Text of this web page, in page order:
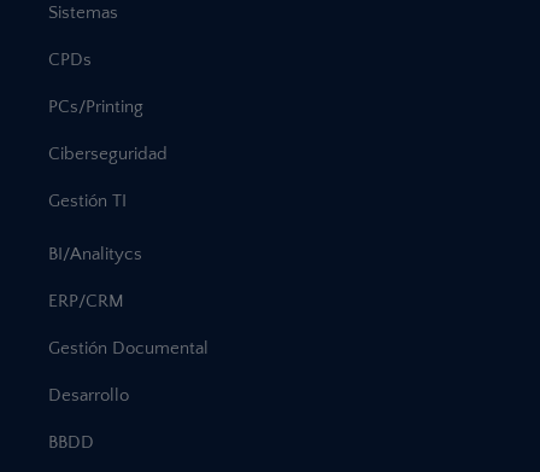
Sistemas
CPDs
PCs/Printing
Ciberseguridad
Gestión TI
BI/Analitycs
ERP/CRM
Gestión Documental
Desarrollo
BBDD